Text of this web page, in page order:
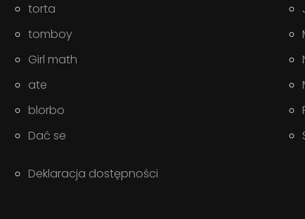
torta
tomboy
Girl math
ate
blorbo
Dać se
Deklaracja dostępności